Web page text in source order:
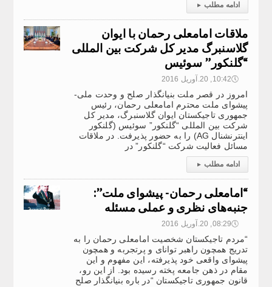
ادامه مطلب ▸
ملاقات امامعلی رحمان با ایوان
گلاسنبرگ مدیر کل شرکت بین المللی
“گلنکور” سوئیس
🕔10:42, 20.آوریل 2016
امروز در قصر ملت بنیانگذار صلح و وحدت ملی-
پیشوای ملت محترم امامعلی رحمان، رئیس
جمهوری تاجیکستان ایوان گلاسنبرگ، مدیر کل
شرکت بین المللی “گلنکور” سوئیس (گلنکور
اینترنشنال AG) را به حضور پذیرفت. در ملاقات
مسائل فعالیت شرکت “گلنکور” در
ادامه مطلب ▸
“امامعلی رحمان- پیشوای ملت”:
جنبه‌های نظری و عملی مسئله
🕔08:29, 20.آوریل 2016
“مردم تاجیکستان شخصیت امامعلی رحمان را به
تدریج همچون راهبر توانای و پرتجربه و همچون
پیشوای واقعی خود پذیرفته، این مفهوم و این
مقام در ذهن جامعه پخته رسیده بود. از این رو،
قانون جمهوری تاجیکستان “در باره بنیانگذار صلح